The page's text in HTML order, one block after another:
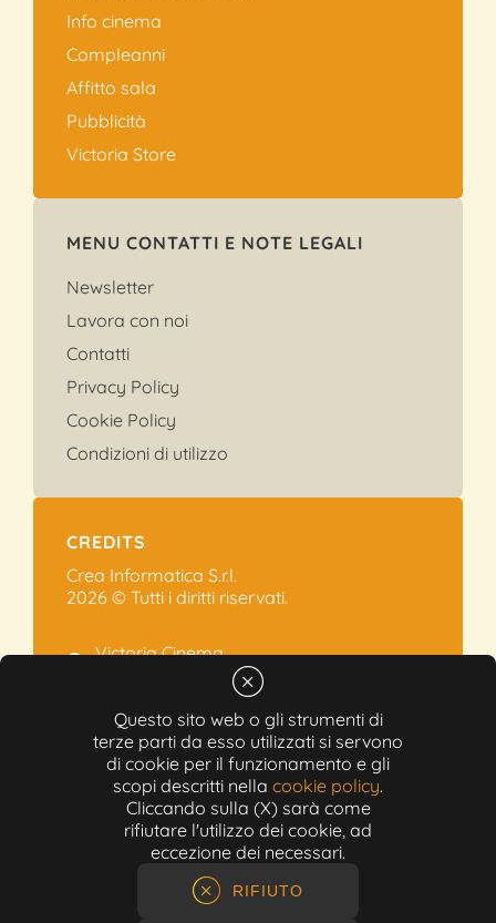
Questo sito web o gli strumenti di
terze parti da esso utilizzati si servono
di cookie per il funzionamento e gli
scopi descritti nella cookie policy.
Cliccando sulla (X) sarà come
rifiutare l'utilizzo dei cookie, ad
eccezione dei necessari.
RIFIUTO
Info cinema
Compleanni
Affitto sala
Pubblicità
Victoria Store
MENU CONTATTI E NOTE LEGALI
Newsletter
Lavora con noi
Contatti
Privacy Policy
Cookie Policy
Condizioni di utilizzo
CREDITS
Crea Informatica S.r.l.
2026 © Tutti i diritti riservati.
Victoria Cinema
Via Ramelli, 101 - Modena
+39 059.454622
info@victoriacinema.it
Partita IVA: 02603471208
N-REA: 452611
Capitale sociale: 300.000,00€